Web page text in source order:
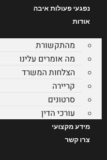
נפגעי פעולות איבה
אודות
מהתקשורת
מה אומרים עלינו
הצלחות המשרד
קריירה
סרטונים
עורכי הדין
מידע מקצועי
צרו קשר